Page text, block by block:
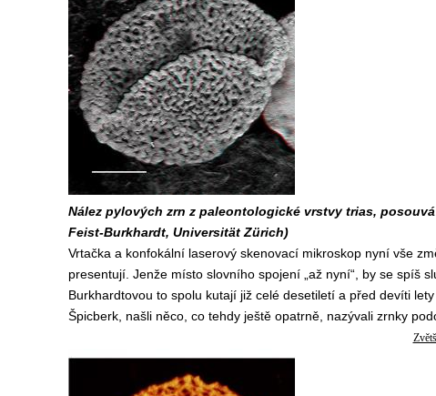
Nález pylových zrn z paleontologické vrstvy trias,
Feist-Burkhardt, Universität Zürich)
Vrtačka a konfokální laserový skenovací mikroskop nyní vše
presentují. Jenže místo slovního spojení „až nyní“, by se spíš
Burkhardtovou to spolu kutají již celé desetiletí a před devíti
Špicberk, našli něco, co tehdy ještě opatrně, nazývali zrnky